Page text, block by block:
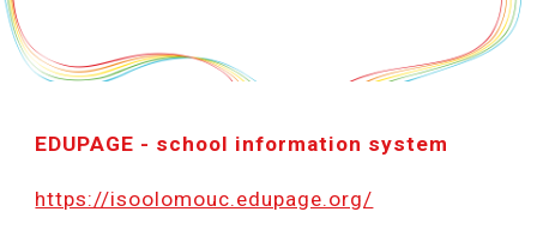
EDUPAGE - school information system
https://isoolomouc.edupage.org/